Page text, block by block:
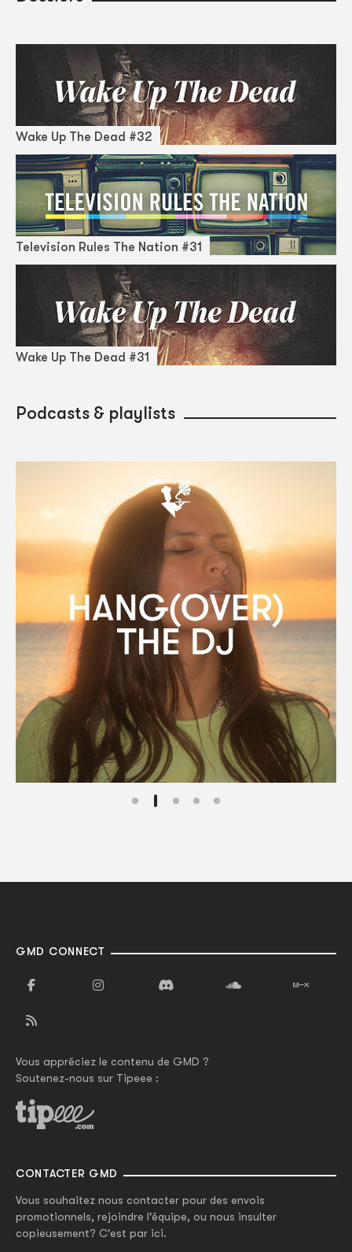
Wake Up The Dead #32
Television Rules The Nation #31
Wake Up The Dead #31
Podcasts & playlists
GMD CONNECT
Vous appréciez le contenu de GMD ?
Soutenez-nous sur Tipeee :
CONTACTER GMD
Vous souhaitez nous contacter pour des envois
promotionnels, rejoindre l'équipe, ou nous insulter
copieusement? C'est par ici.